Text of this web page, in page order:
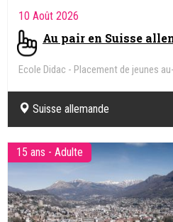
10 Août 2026
Au pair en Suisse
Ecole Didac - Placement de jeunes
Suisse allemande
15 ans - Adulte